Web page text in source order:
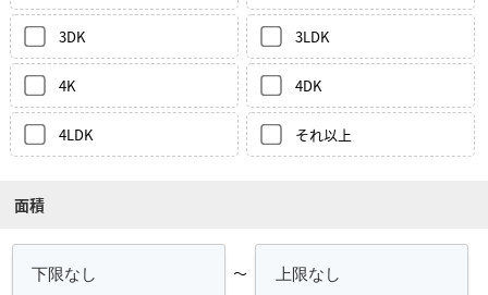
3DK 3LDK
4K 4DK
4LDK それ以上
面積
～